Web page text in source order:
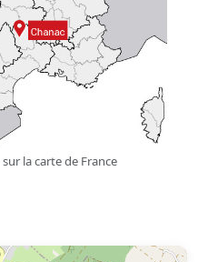
sur la carte de France